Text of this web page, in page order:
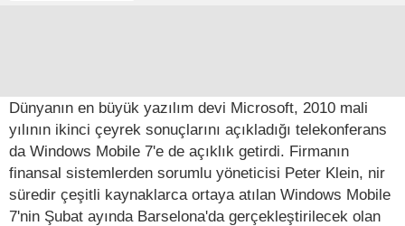
Dünyanın en büyük yazılım devi Microsoft, 2010 mali
yılının ikinci çeyrek sonuçlarını açıkladığı telekonferans
da Windows Mobile 7'e de açıklık getirdi. Firmanın
finansal sistemlerden sorumlu yöneticisi Peter Klein, nir
süredir çeşitli kaynaklarca ortaya atılan Windows Mobile
7'nin Şubat ayında Barselona'da gerçekleştirilecek olan